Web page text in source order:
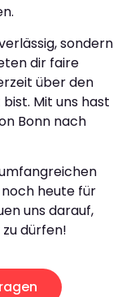
sondern
dir faire
über den
Mit uns hast
Bonn nach
heute für
uns darauf,
dürfen!